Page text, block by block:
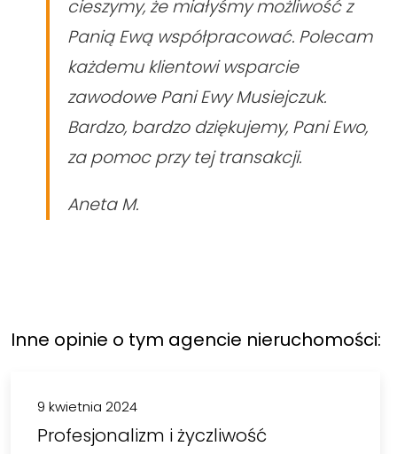
cieszymy, że miałyśmy możliwość z
Panią Ewą współpracować. Polecam
każdemu klientowi wsparcie
zawodowe Pani Ewy Musiejczuk.
Bardzo, bardzo dziękujemy, Pani Ewo,
za pomoc przy tej transakcji.
Aneta M.
Inne opinie o tym agencie nieruchomości:
9 kwietnia 2024
Profesjonalizm i życzliwość